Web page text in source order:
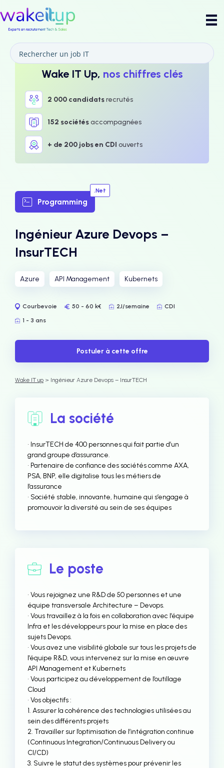
Wake IT Up, nos chiffres clés
2 000 candidatsrecrutés
152 sociétésaccompagnées
+ de 200 jobs en CDI ouverts
Programming
.Net
Ingénieur Azure Devops –
InsurTECH
Azure API Management Kubernets
Courbevoie 50 - 60 k€ 2J/semaine
CDI
1 - 3 ans
Postuler à cette offre
Wake IT up > Ingénieur Azure Devops – InsurTECH
La société
• InsurTECH de 400 personnes qui fait partie d’un
grand groupe d’assurance.
• Partenaire de confiance des sociétés comme AXA,
PSA, BNP, elle digitalise tous les métiers de
l’assurance
• Société stable, innovante, humaine qui s’engage à
promouvoir la diversité au sein de ses équipes
Le poste
• Vous rejoignez une R&D de 50 personnes et une
équipe transversale Architecture – Devops.
• Vous travaillez à la fois en collaboration avec l’équipe
Infra et les développeurs pour la mise en place des
sujets Devops.
• Vous avez une visibilité globale sur tous les projets de
l’équipe R&D, vous intervenez sur la mise en œuvre
API Management et Kubernets
• Vous participez au développement de l’outillage
Cloud
• Vos objectifs :
1. Assurer la cohérence des technologies utilisées au
sein des différents projets
2. Travailler sur l’optimisation de l’intégration continue
(Continuous Integration/Continuous Delivery ou
CI/CD)
3. Suivre le statut des systèmes pour prévenir les